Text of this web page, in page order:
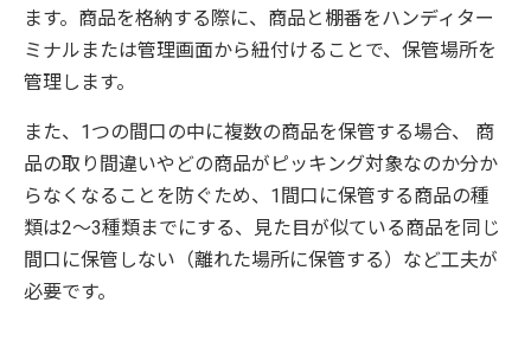
ます。商品を格納する際に、商品と棚番をハンディター
ミナルまたは管理画面から紐付けることで、保管場所を
管理します。
また、1つの間口の中に複数の商品を保管する場合、 商
品の取り間違いやどの商品がピッキング対象なのか分か
らなくなることを防ぐため、1間口に保管する商品の種
類は2～3種類までにする、見た目が似ている商品を同じ
間口に保管しない（離れた場所に保管する）など工夫が
必要です。